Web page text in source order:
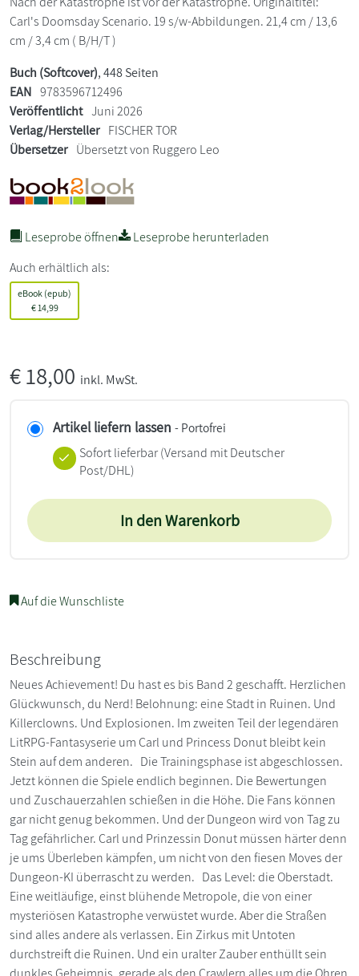
Carl's Doomsday Scenario. 19 s/w-Abbildungen. 21,4 cm / 13,6
cm / 3,4 cm ( B/H/T )
Buch (Softcover), 448 Seiten
EAN 9783596712496
Veröffentlicht Juni 2026
Verlag/Hersteller FISCHER TOR
Übersetzer Übersetzt von Ruggero Leo
Leseprobe öffnen
Leseprobe herunterladen
Auch erhältlich als:
eBook (epub)
€14,99
€18,00 inkl. MwSt.
Artikel liefern lassen - Portofrei
Sofort lieferbar(Versand mit Deutscher
Post/DHL)
In den Warenkorb
Auf die Wunschliste
Beschreibung
Neues Achievement! Du hast es bis Band 2 geschafft. Herzlichen
Glückwunsch, du Nerd! Belohnung: eine Stadt in Ruinen. Und
Killerclowns. Und Explosionen. Im zweiten Teil der legendären
LitRPG-Fantasyserie um Carl und Princess Donut bleibt kein
Stein auf dem anderen. Die Trainingsphase ist abgeschlossen.
Jetzt können die Spiele endlich beginnen. Die Bewertungen
und Zuschauerzahlen schießen in die Höhe. Die Fans können
gar nicht genug bekommen. Und der Dungeon wird von Tag zu
Tag gefährlicher. Carl und Prinzessin Donut müssen härter denn
je ums Überleben kämpfen, um nicht von den fiesen Moves der
Dungeon-KI überrascht zu werden. Das Level: die Oberstadt.
Eine weitläufige, einst blühende Metropole, die von einer
mysteriösen Katastrophe verwüstet wurde. Aber die Straßen
sind alles andere als verlassen. Ein Zirkus mit Untoten
durchstreift die Ruinen. Und ein uralter Zauber enthüllt sein